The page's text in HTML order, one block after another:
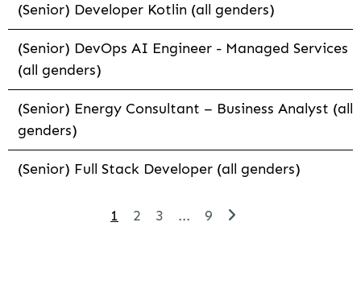
(Senior) Developer Kotlin (all genders)
(Senior) DevOps AI Engineer - Managed Services
(all genders)
(Senior) Energy Consultant – Business Analyst (all
genders)
(Senior) Full Stack Developer (all genders)
1 2 3 ... 9